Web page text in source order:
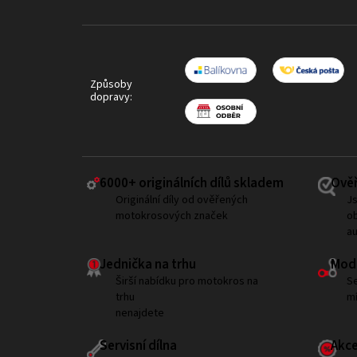
Způsoby
dopravy:
6000+ ​originálních dílů skladem
Originální díly od ověřených
motokrosových značek
Jednička na trhu
Širší nabídku pro motokros na
trhu
nenajdete
Servisní dílna